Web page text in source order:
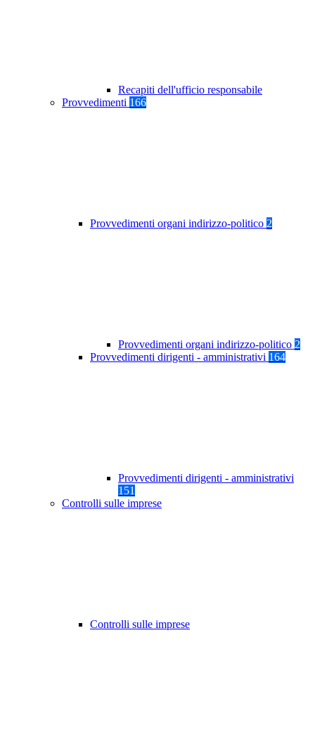
Recapiti dell'ufficio responsabile
Provvedimenti 166
Provvedimenti organi indirizzo-politico 2
Provvedimenti organi indirizzo-politico 2
Provvedimenti dirigenti - amministrativi 164
Provvedimenti dirigenti - amministrativi
151
Controlli sulle imprese
Controlli sulle imprese